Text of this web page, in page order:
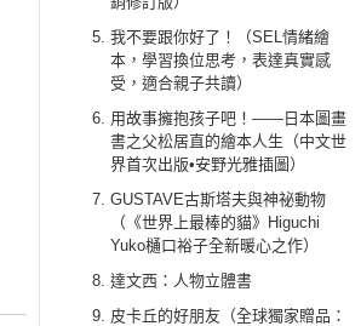
我不要跟你好了！（SEL情緒繪
本，學習換位思考，表達真實感
受，適合親子共讀）
用故事擁抱孩子吧！——日本圖畫
書之父松居直的繪本人生（中文世
界首次出版•安野光雅插圖）
GUSTAVE古斯塔夫與神祕動物
（《世界上最棒的貓》Higuchi
Yuko樋口裕子全新暖心之作）
達文西：人物立體書
皮卡丘的好朋友（全球獨家贈品：